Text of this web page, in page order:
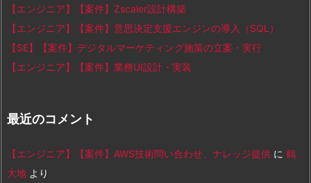
【エンジニア】【案件】Zscaler設計構築
【エンジニア】【案件】意思決定支援エンジンの導入（SQL）
【SE】【案件】デジタルマーケティング施策の立案・実行
【エンジニア】【案件】業務UI設計・実装
最近のコメント
【エンジニア】【案件】AWS技術問い合わせ、ナレッジ提供 に 鶴
大地 より